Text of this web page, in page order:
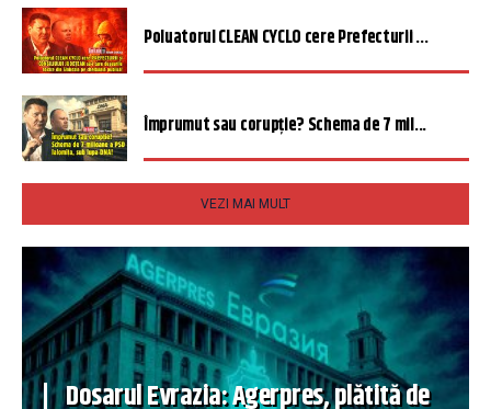
Poluatorul CLEAN CYCLO cere Prefecturii ...
Împrumut sau corupție? Schema de 7 mil...
VEZI MAI MULT
Dosarul Evrazia: Agerpres, plătită de